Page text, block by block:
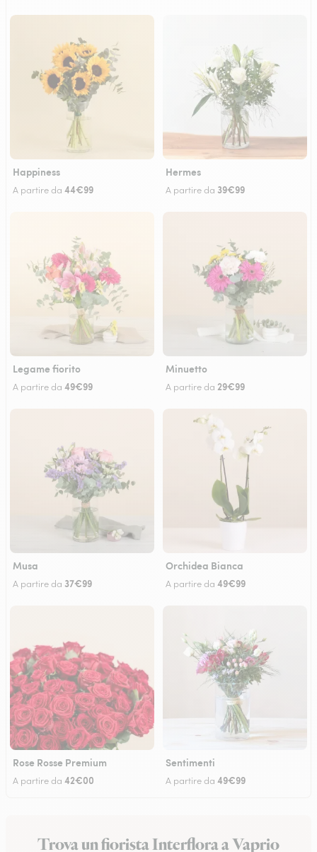
Happiness
A partire da 44€99
Hermes
A partire da 39€99
Legame fiorito
A partire da 49€99
Minuetto
A partire da 29€99
Musa
A partire da 37€99
Orchidea Bianca
A partire da 49€99
Rose Rosse Premium
A partire da 42€00
Sentimenti
A partire da 49€99
Trova un fiorista Interflora a Vaprio